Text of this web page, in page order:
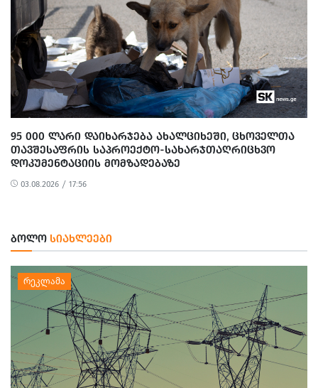
95 000 ᲚᲐᲠᲘ ᲓᲐᲘᲮᲐᲠᲯᲔᲑᲐ ᲐᲮᲐᲚᲪᲘᲮᲔᲨᲘ, ᲪᲮᲝᲕᲔᲚᲗᲐ
ᲗᲐᲕᲨᲔᲡᲐᲤᲠᲘᲡ ᲡᲐᲞᲠᲝᲔᲥᲢᲝ-ᲡᲐᲮᲐᲠᲯᲗᲐᲦᲠᲘᲪᲮᲕᲝ
ᲓᲝᲙᲣᲛᲔᲜᲢᲐᲪᲘᲘᲡ ᲛᲝᲛᲖᲐᲓᲔᲑᲐᲖᲔ
03.08.2026 / 17:56
ᲑᲝᲚᲝ ᲡᲘᲐᲮᲚᲔᲔᲑᲘ